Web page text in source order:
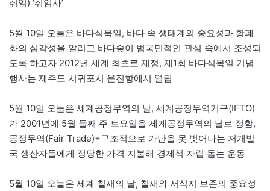
취임) ‘취임사’
5월 10일 오늘은 바다식목일, 바다 속 생태계의 중요성과 황폐
화의 심각성을 알리고 바다숲이 범국민적인 관심 속에서 조성되
도록 하고자 2012년 세계 최초로 제정, 제1회 바다식목일 기념
행사는 제주도 서귀포시 운진항에서 열림
5월 10일 오늘은 세계공정무역의 날, 세계공정무역기구(IFTO)
가 2001년에 5월 둘째 주 토요일을 세계공정무역의 날로 정함,
공정무역(Fair Trade)=구조적으로 가난을 못 벗어나는 저개발
국 생산자들에게 정당한 가격 지불해 경제적 자립 돕는 운동
5월 10일 오늘은 세계 철새의 날, 철새와 서식지 보존의 중요성